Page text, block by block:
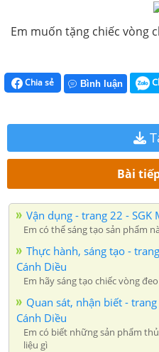
Em muốn tặng chiếc vòng
Chia sẻ Bình luận
Bài
Vận dụng - trang 22 -
Em có thể sáng tạo sản phẩm
Thực hành, sáng tạo -
Cánh Diều
Em hãy sáng tạo chiếc vòng
Quan sát, nhận biết -
Cánh Diều
Em có biết những sản phẩm
liệu gì